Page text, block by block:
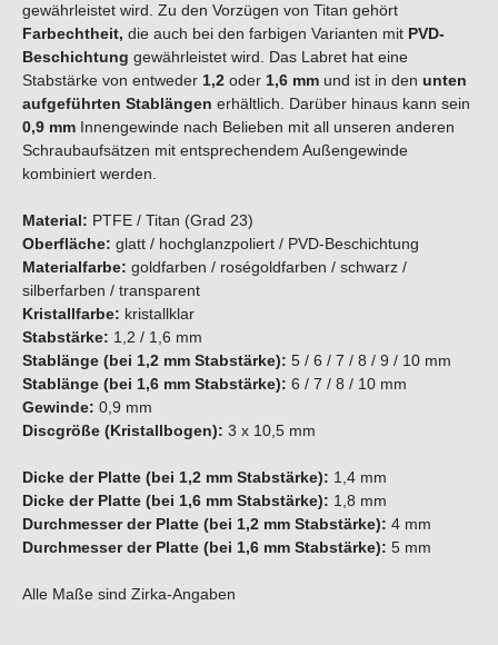
gewährleistet wird. Zu den Vorzügen von Titan gehört
Farbechtheit, die auch bei den farbigen Varianten mit PVD-
Beschichtung gewährleistet wird. Das Labret hat eine
Stabstärke von entweder 1,2 oder 1,6 mm und ist in den unten
aufgeführten Stablängen erhältlich. Darüber hinaus kann sein
0,9 mm Innengewinde nach Belieben mit all unseren anderen
Schraubaufsätzen mit entsprechendem Außengewinde
kombiniert werden.
Material: PTFE / Titan (Grad 23)
Oberfläche: glatt / hochglanzpoliert / PVD-Beschichtung
Materialfarbe: goldfarben / roségoldfarben / schwarz /
silberfarben / transparent
Kristallfarbe: kristallklar
Stabstärke: 1,2 / 1,6 mm
Stablänge (bei 1,2 mm Stabstärke): 5 / 6 / 7 / 8 / 9 / 10 mm
Stablänge (bei 1,6 mm Stabstärke): 6 / 7 / 8 / 10 mm
Gewinde: 0,9 mm
Discgröße (Kristallbogen): 3 x 10,5 mm
Dicke der Platte (bei 1,2 mm Stabstärke): 1,4 mm
Dicke der Platte (bei 1,6 mm Stabstärke): 1,8 mm
Durchmesser der Platte (bei 1,2 mm Stabstärke): 4 mm
Durchmesser der Platte (bei 1,6 mm Stabstärke): 5 mm
Alle Maße sind Zirka-Angaben